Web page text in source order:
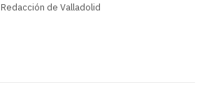
Redacción de Valladolid